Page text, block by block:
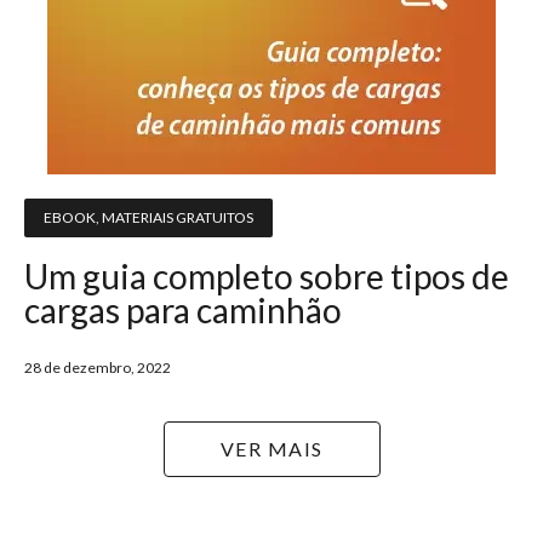
EBOOK MATERIAIS GRATUITOS
Um guia completo sobre tipos de
cargas para caminhão
28 de dezembro, 2022
VER MAIS